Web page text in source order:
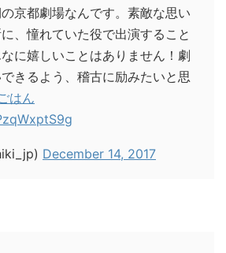
京都劇場なんです。素敵な思い
、憧れていた役で出演すること
に嬉しいことはありません！劇
きるよう、稽古に励みたいと思
はん
December 14, 2017